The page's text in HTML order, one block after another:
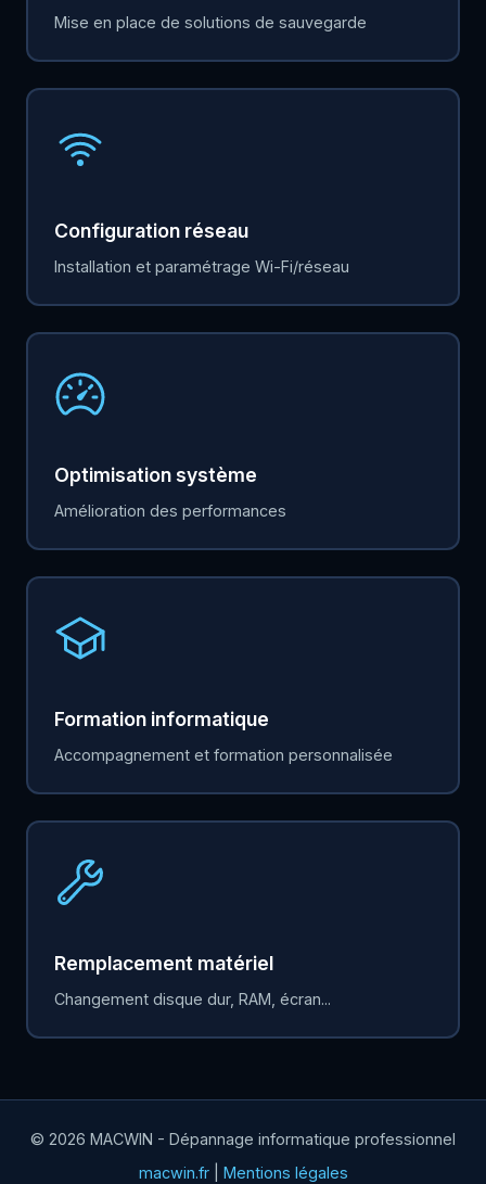
Mise en place de solutions de sauvegarde
Configuration réseau
Installation et paramétrage Wi-Fi/réseau
Optimisation système
Amélioration des performances
Formation informatique
Accompagnement et formation personnalisée
Remplacement matériel
Changement disque dur, RAM, écran...
© 2026 MACWIN - Dépannage informatique professionnel
macwin.fr| Mentions légales